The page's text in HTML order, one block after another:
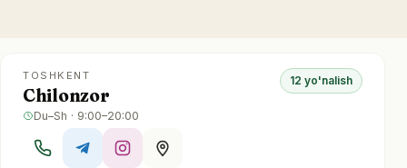
TOSHKENT
Chilonzor
12 yo'nalish
Du–Sh · 9:00–20:00